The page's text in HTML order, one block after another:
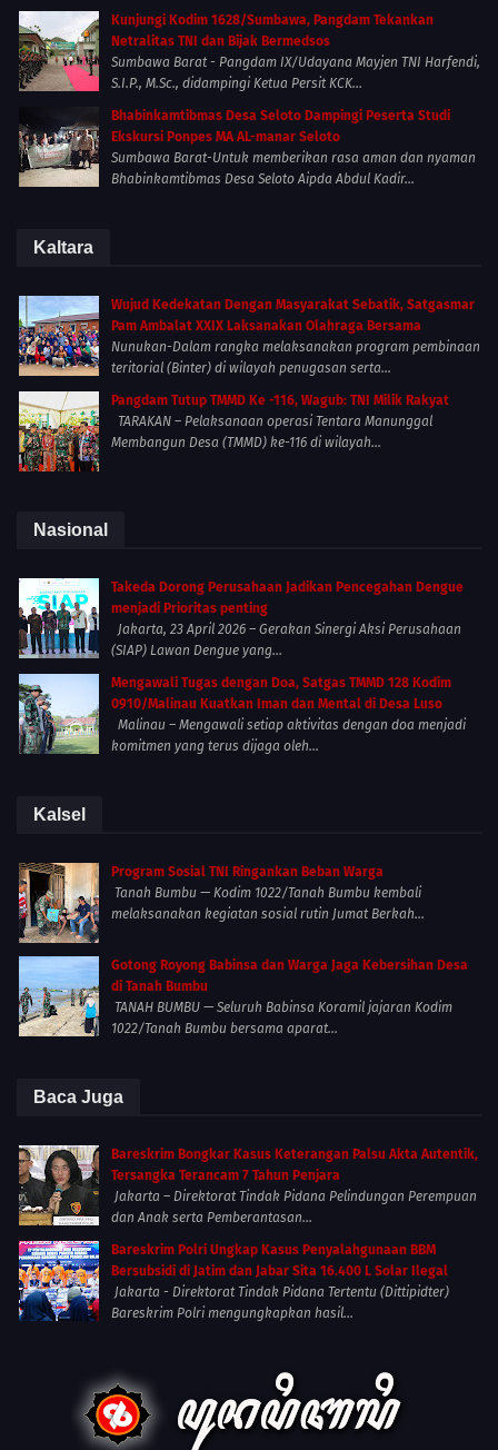
Kunjungi Kodim 1628/Sumbawa, Pangdam Tekankan
Netralitas TNI dan Bijak Bermedsos
Sumbawa Barat - Pangdam IX/Udayana Mayjen TNI Harfendi,
S.I.P., M.Sc., didampingi Ketua Persit KCK...
Bhabinkamtibmas Desa Seloto Dampingi Peserta Studi
Ekskursi Ponpes MA AL-manar Seloto
Sumbawa Barat-Untuk memberikan rasa aman dan nyaman
Bhabinkamtibmas Desa Seloto Aipda Abdul Kadir...
Kaltara
Wujud Kedekatan Dengan Masyarakat Sebatik, Satgasmar
Pam Ambalat XXIX Laksanakan Olahraga Bersama
Nunukan-Dalam rangka melaksanakan program pembinaan
teritorial (Binter) di wilayah penugasan serta...
Pangdam Tutup TMMD Ke -116, Wagub: TNI Milik Rakyat
TARAKAN – Pelaksanaan operasi Tentara Manunggal
Membangun Desa (TMMD) ke-116 di wilayah...
Nasional
Takeda Dorong Perusahaan Jadikan Pencegahan Dengue
menjadi Prioritas penting
Jakarta, 23 April 2026 – Gerakan Sinergi Aksi Perusahaan
(SIAP) Lawan Dengue yang...
Mengawali Tugas dengan Doa, Satgas TMMD 128 Kodim
0910/Malinau Kuatkan Iman dan Mental di Desa Luso
Malinau – Mengawali setiap aktivitas dengan doa menjadi
komitmen yang terus dijaga oleh...
Kalsel
Program Sosial TNI Ringankan Beban Warga
Tanah Bumbu — Kodim 1022/Tanah Bumbu kembali
melaksanakan kegiatan sosial rutin Jumat Berkah...
Gotong Royong Babinsa dan Warga Jaga Kebersihan Desa
di Tanah Bumbu
TANAH BUMBU — Seluruh Babinsa Koramil jajaran Kodim
1022/Tanah Bumbu bersama aparat...
Baca Juga
Bareskrim Bongkar Kasus Keterangan Palsu Akta Autentik,
Tersangka Terancam 7 Tahun Penjara
Jakarta – Direktorat Tindak Pidana Pelindungan Perempuan
dan Anak serta Pemberantasan...
Bareskrim Polri Ungkap Kasus Penyalahgunaan BBM
Bersubsidi di Jatim dan Jabar Sita 16.400 L Solar Ilegal
Jakarta - Direktorat Tindak Pidana Tertentu (Dittipidter)
Bareskrim Polri mengungkapkan hasil...